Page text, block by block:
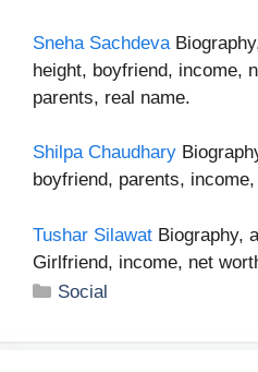
Sneha Sachdeva
height, boyfriend, income,
parents, real name.
Shilpa Chaudhary
boyfriend, parents,
Tushar Silawat Biography,
Girlfriend, income, net
Categories
Social